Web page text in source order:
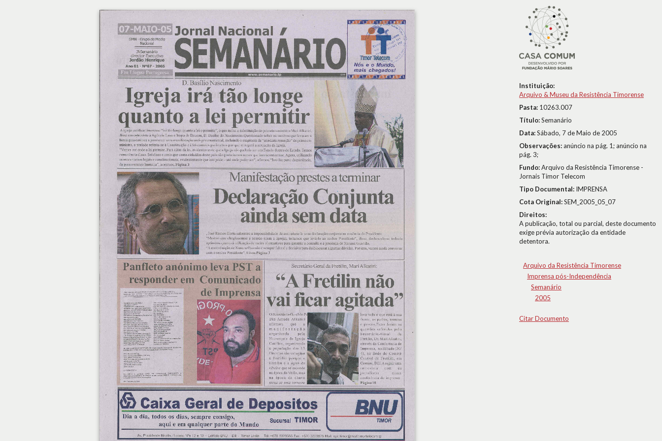
Instituição:
Arquivo & Museu da Resistência Timorense
Pasta: 10263.007
Título:Semanário
Data:Sábado, 7 de Maio de 2005
Observações:anúncio na pág. 1; anúncio na
pág. 3;
Fundo:Arquivo da Resistência Timorense -
Jornais Timor Telecom
Tipo Documental: IMPRENSA
Cota Original:SEM_2005_05_07
Direitos:
A publicação, total ou parcial, deste documento
exige prévia autorização da entidade
detentora.
Arquivo da Resistência Timorense
Imprensa pós-Independência
Semanário
2005
Citar Documento